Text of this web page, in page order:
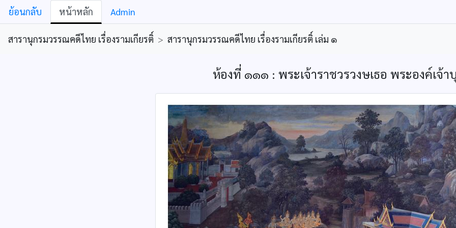
ย้อนกลับ หน้าหลัก Admin
สารานุกรมวรรณคดีไทย เรื่องรามเกียรติ์ > สารานุกรมวรรณคดีไทย เรื่องรามเกียรติ์ เล่ม ๑
ห้องที่ ๑๑๑ : พระเจ้าราชวรวงษเธอ พระองค์เจ้า